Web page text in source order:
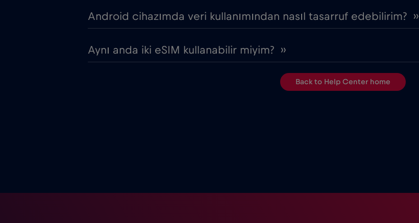
Android cihazımda veri kullanımından nasıl tasarruf edebilirim? ››
Aynı anda iki eSIM kullanabilir miyim? ››
Back to Help Center home